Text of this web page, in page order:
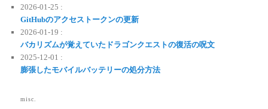
2026-01-25 :
GitHubのアクセストークンの更新
2026-01-19 :
バカリズムが覚えていたドラゴンクエストの復活の呪文
2025-12-01 :
膨張したモバイルバッテリーの処分方法
misc.